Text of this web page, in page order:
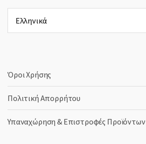
μια
γλώσσα
Όροι Χρήσης
Πολιτική Απορρήτου
Υπαναχώρηση & Επιστροφές Προϊόντων